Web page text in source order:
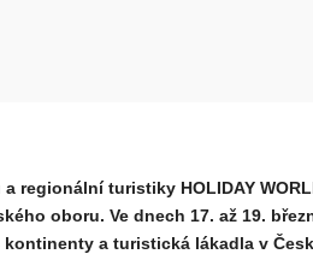
regionální turistiky HOLIDAY
oboru. Ve dnech 17. až 19.
a turistická lákadla v